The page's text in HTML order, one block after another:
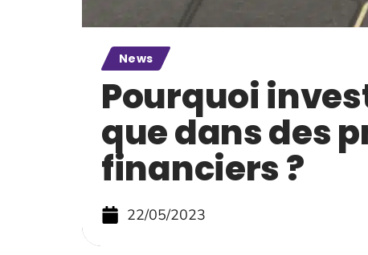
News
Pourquoi
que dans des
financiers ?
22/05/2023